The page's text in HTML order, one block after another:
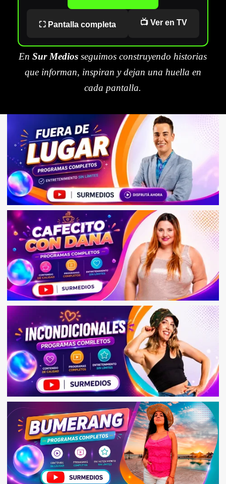
⛶ Pantalla completa 📺 Ver en TV
EnSur Medios seguimos construyendo historias
que informan, inspiran y dejan una huella en
cada pantalla.